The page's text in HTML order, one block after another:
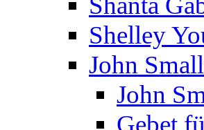
Shelley
John
John
Gebet